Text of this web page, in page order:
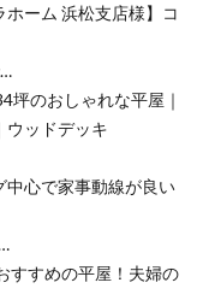
ーム 浜松支店様】コ
坪のおしゃれな平屋｜
ウッドデッキ
中心で家事動線が良い
すすめの平屋！夫婦の